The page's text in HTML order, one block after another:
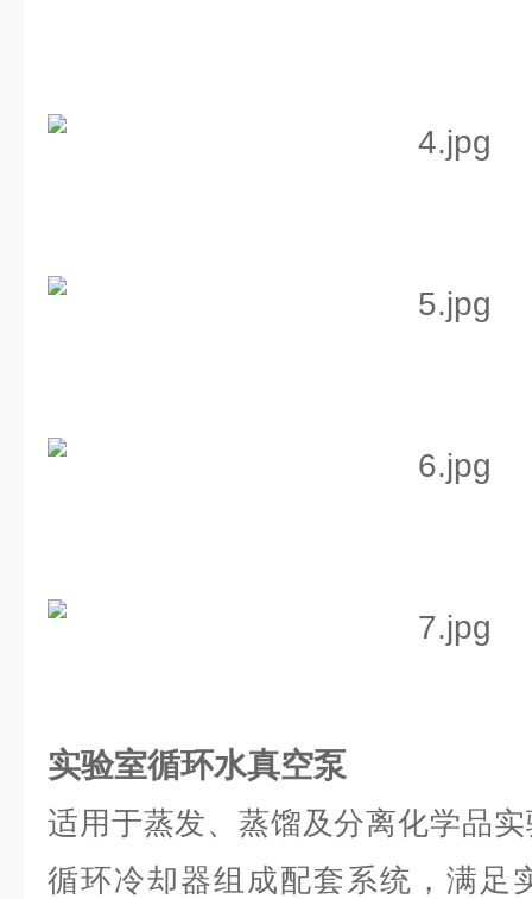
实验室循环水真空泵
适用于蒸发、蒸馏及分离化学品
循环冷却器组成配套系统，满足